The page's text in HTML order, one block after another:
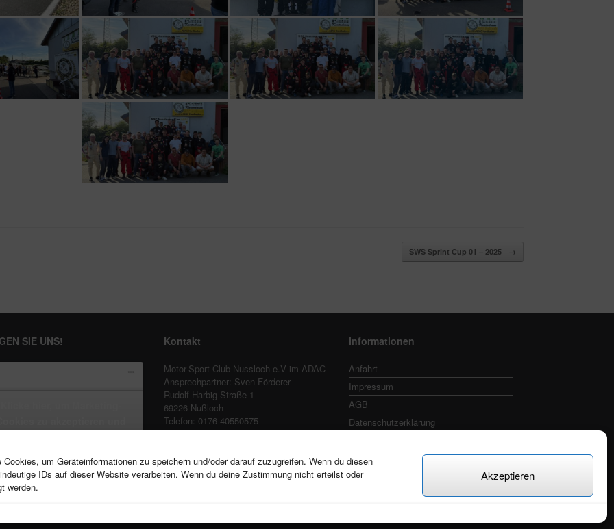
um Geräteinformationen zu speichern und/oder darauf zuzugreifen. Wenn du diesen
IDs auf dieser Website verarbeiten. Wenn du deine Zustimmung nicht erteilst oder
werden.
Akzeptieren
SWS Sprint Cup 01 – 2025 →
SIE UNS! Kontakt
Motor-Sport-Club Nussloch e.V im ADAC
Ansprechpartner: Sven Förderer
Rudolf Harbig Straße 1
69226 Nußloch
Telefon: 0176 40550575
E-mail:leihkartfahren@gmail.com
Informationen
Anfahrt
Impressum
AGB
Datenschutzerklärung